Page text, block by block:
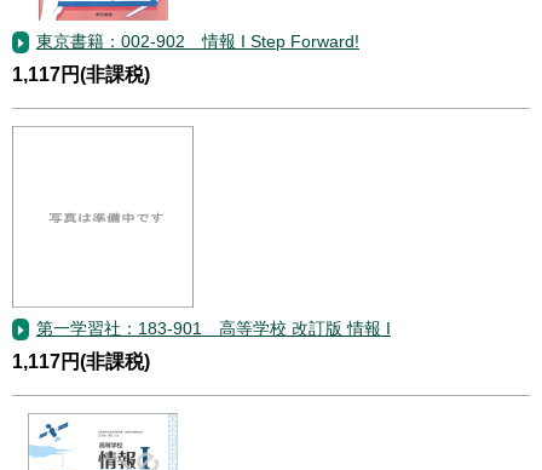
東京書籍：002-902 情報 I Step Forward!
1,117円(非課税)
第一学習社：183-901 高等学校 改訂版 情報 I
1,117円(非課税)